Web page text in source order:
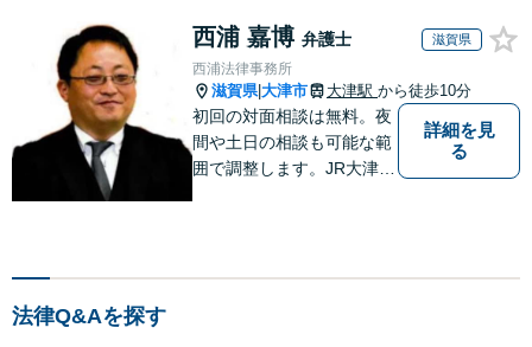
訴・身柄釈放実績多数！
捜査経験を活かした先回
りのサポートが強み。高
い交渉力で示談成立へ尽
力。少年事件／告訴・告
発の経験多数有り
西浦 嘉博 弁護士 滋賀県
西浦法律事務所
滋賀県|大津市 大津駅 から徒歩10分
初回の対面相談は無料。夜
間や土日の相談も可能な範
囲で調整します。JR大津駅
詳細を見
る
法律Q&Aを探す